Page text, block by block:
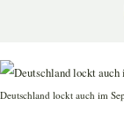
Deutschland lockt auch im